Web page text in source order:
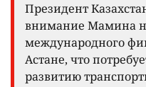
Президент
внимание Мамина
международного
Астане, что
развитию